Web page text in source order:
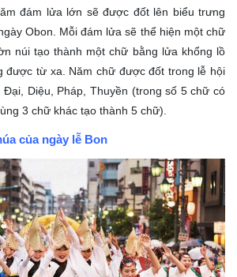
đám lửa lớn sẽ được đốt lên biểu trưng
Obon. Mỗi đám lửa sẽ thể hiện một chữ
núi tạo thành một chữ bằng lửa khổng lồ
được từ xa. Năm chữ được đốt trong lễ hội
Diệu, Pháp, Thuyền (trong số 5 chữ có
3 chữ khác tạo thành 5 chữ).
của ngày lễ Bon